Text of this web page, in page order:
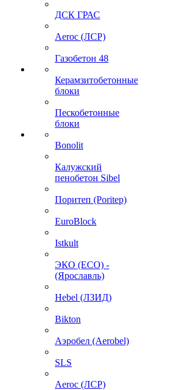
ДСК ГРАС
Aeroc (ЛСР)
Газобетон 48
Керамзитобетонные
блоки
Пескобетонные
блоки
Bonolit
Калужский
пенобетон Sibel
Поритеп (Poritep)
EuroBlock
Istkult
ЭКО (ECO) -
(Ярославль)
Hebel (ЛЗИД)
Bikton
Аэробел (Aerobel)
SLS
Aeroc (ЛСР)